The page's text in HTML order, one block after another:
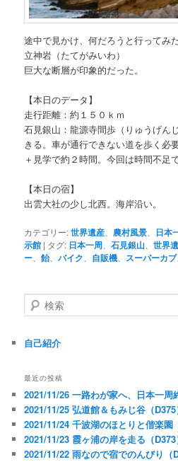
途中で見かけ、何だろうと行ってみた
立神岩（たてがみいわ）
巨大な断層が印象的だった。
【本日のデータ】
走行距離：約１５０ｋｍ
石見銀山：龍源寺間歩（りゅうげん
きる。車が通行できない道を歩く必
＋見学で約２時間。今回は時間不足で
【本日の宿】
出雲大社の少し北西。海岸沿い。
カテゴリー:世界遺産 農村風景 日本
示館 | タグ: 日本一周 、石見銀山 、世界
ー 、飴、バイク 自販機 スーパーカブ
検
索
自己紹介
最近の投稿
2021/11/26 一路わが家へ、日本一周
2021/11/25 弘道館＆もみじ谷（D375
2021/11/24 千波湖のほとりと偕楽園
2021/11/23 霞ヶ浦の岸を走る（D373
2021/11/22 雨なので宿でのんびり（